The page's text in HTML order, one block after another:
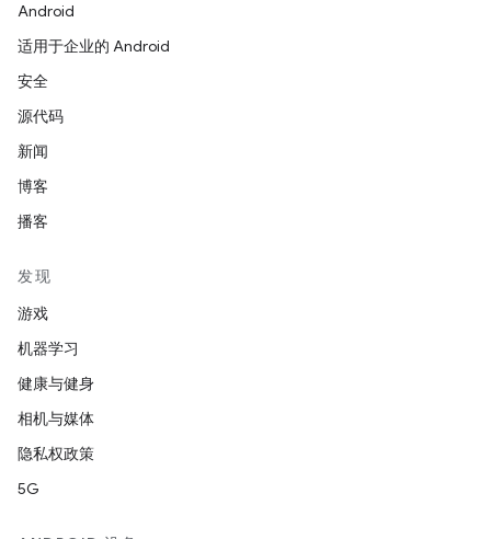
Android
适用于企业的 Android
安全
源代码
新闻
博客
播客
发现
游戏
机器学习
健康与健身
相机与媒体
隐私权政策
5G